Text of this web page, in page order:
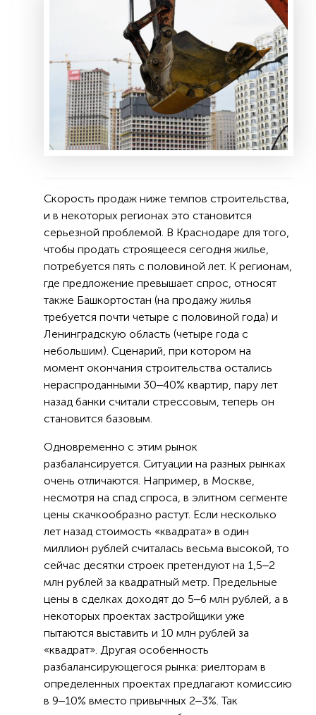
Скорость продаж ниже темпов строительства,
и в некоторых регионах это становится
серьезной проблемой. В Краснодаре для того,
чтобы продать строящееся сегодня жилье,
потребуется пять с половиной лет. К регионам,
где предложение превышает спрос, относят
также Башкортостан (на продажу жилья
требуется почти четыре с половиной года) и
Ленинградскую область (четыре года с
небольшим). Сценарий, при котором на
момент окончания строительства остались
нераспроданными 30‒40% квартир, пару лет
назад банки считали стрессовым, теперь он
становится базовым.
Одновременно с этим рынок
разбалансируется. Ситуации на разных рынках
очень отличаются. Например, в Москве,
несмотря на спад спроса, в элитном сегменте
цены скачкообразно растут. Если несколько
лет назад стоимость «квадрата» в один
миллион рублей считалась весьма высокой, то
сейчас десятки строек претендуют на 1,5‒2
млн рублей за квадратный метр. Предельные
цены в сделках доходят до 5‒6 млн рублей, а в
некоторых проектах застройщики уже
пытаются выставить и 10 млн рублей за
«квадрат». Другая особенность
разбалансирующегося рынка: риелторам в
определенных проектах предлагают комиссию
в 9‒10% вместо привычных 2‒3%. Так